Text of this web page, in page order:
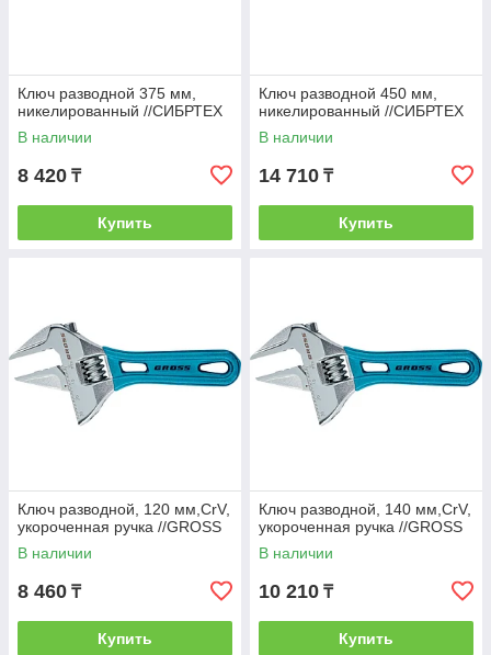
Ключ разводной 375 мм,
никелированный //СИБРТЕХ
В наличии
8 420 ₸
Купить
Ключ разводной 450 мм,
никелированный //СИБРТЕХ
В наличии
14 710 ₸
Купить
Ключ разводной, 120 мм,CrV,
укороченная ручка //GROSS
В наличии
8 460 ₸
Купить
Ключ разводной, 140 мм,CrV,
укороченная ручка //GROSS
В наличии
10 210 ₸
Купить